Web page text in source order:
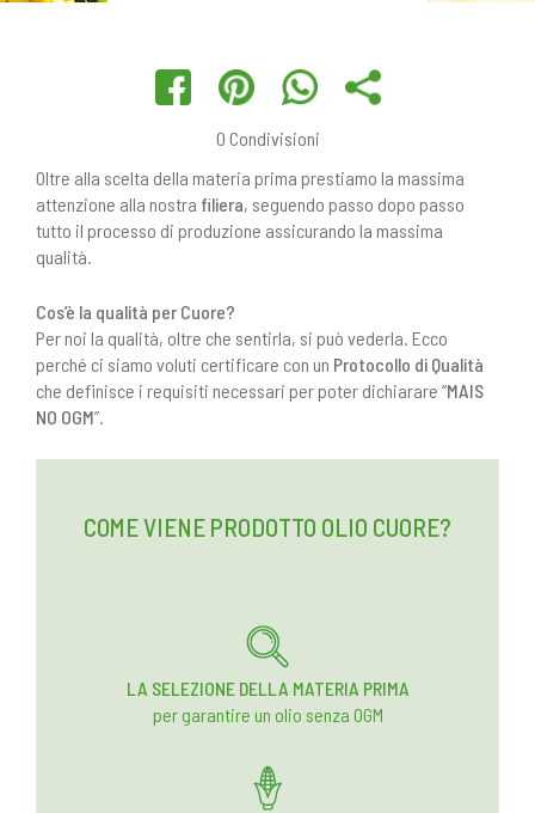
0 Condivisioni
Oltre alla scelta della materia prima prestiamo la massima
attenzione alla nostra filiera, seguendo passo dopo passo
tutto il processo di produzione assicurando la massima
qualità.
Cos’è la qualità per Cuore?
Per noi la qualità, oltre che sentirla, si può vederla. Ecco
perché ci siamo voluti certificare con un Protocollo di Qualità
che definisce i requisiti necessari per poter dichiarare “MAIS
NO OGM”.
COME VIENE PRODOTTO OLIO CUORE?
LA SELEZIONE DELLA MATERIA PRIMA
per garantire un olio senza OGM